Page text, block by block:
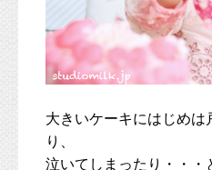
大きいケーキにはじめは
り、
泣いてしまったり・・・